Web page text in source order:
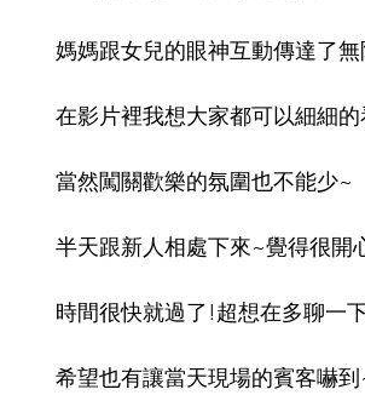
媽媽跟女兒的眼神互動傳達了
在影片裡我想大家都可以細細的
當然闖關歡樂的氛圍也不能少~
半天跟新人相處下來~覺得很開
時間很快就過了!超想在多聊一
希望也有讓當天現場的賓客嚇